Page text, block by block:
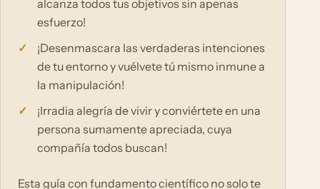
alcanza todos tus objetivos sin apenas
esfuerzo!
¡Desenmascara las verdaderas intenciones
de tu entorno y vuélvete tú mismo inmune a
la manipulación!
¡Irradia alegría de vivir y conviértete en una
persona sumamente apreciada, cuya
compañía todos buscan!
Esta guía con fundamento científico no solo te